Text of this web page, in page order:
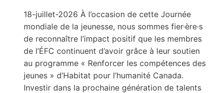
18-juillet-2026 À l’occasion de cette Journée
mondiale de la jeunesse, nous sommes fier·ère·s
de reconnaître l’impact positif que les membres
de l’ÉFC continuent d’avoir grâce à leur soutien
au programme « Renforcer les compétences des
jeunes » d’Habitat pour l’humanité Canada.
Investir dans la prochaine génération de talents